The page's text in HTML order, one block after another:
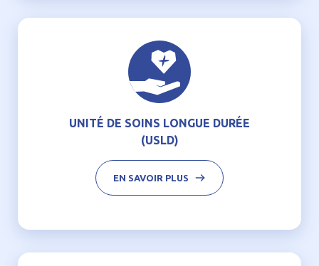
UNITÉ DE SOINS LONGUE DURÉE
(USLD)
EN SAVOIR PLUS